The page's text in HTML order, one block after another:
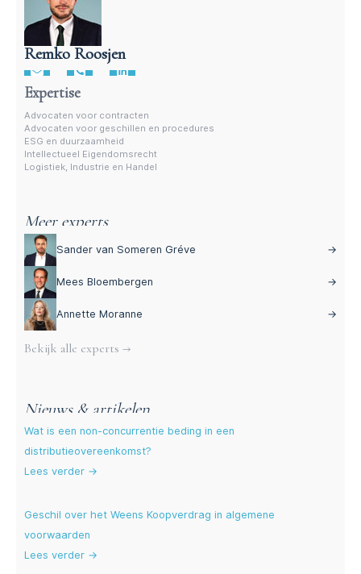
Remko Roosjen
Advocaat contractenrecht
Expertise
Advocaten voor contracten
Advocaten voor geschillen en procedures
ESG en duurzaamheid
Intellectueel Eigendomsrecht
Logistiek, Industrie en Handel
Meer experts
Sander van Someren Gréve →
Mees Bloembergen →
Annette Moranne →
Bekijk alle experts →
Nieuws & artikelen
Wat is een non-concurrentie beding in een
distributieovereenkomst?
Lees verder →
Geschil over het Weens Koopverdrag in algemene
voorwaarden
Lees verder →